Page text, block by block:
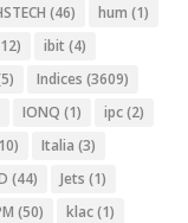
(46) hum (1)
ibit (4)
Indices (3609)
IONQ (1) ipc(2)
Italia (3)
(44) Jets (1)
(50) klac(1)